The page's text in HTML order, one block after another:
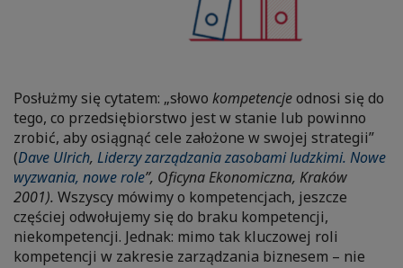
Posłużmy się cytatem: „słowo kompetencjeodnosi się do
tego, co przedsiębiorstwo jest w stanie lub powinno
zrobić, aby osiągnąć cele założone w swojej strategii”
(Dave Ulrich, Liderzy zarządzania zasobami ludzkimi. Nowe
wyzwania, nowe role”, Oficyna Ekonomiczna, Kraków
2001). Wszyscy mówimy o kompetencjach, jeszcze
częściej odwołujemy się do braku kompetencji,
niekompetencji. Jednak: mimo tak kluczowej roli
kompetencji w zakresie zarządzania biznesem – nie